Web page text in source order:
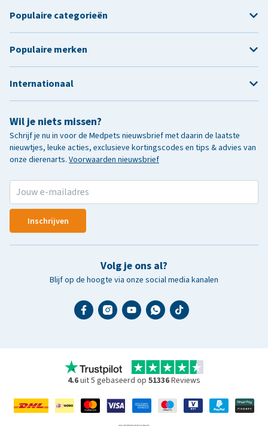
Wil je niets missen?
Schrijf je nu in voor de Medpets nieuwsbrief met daarin de laatste
nieuwtjes, leuke acties, exclusieve kortingscodes en tips & advies van
onze dierenarts. Voorwaarden nieuwsbrief
Inschrijven
Volg je ons al?
Blijf op de hoogte via onze social media kanalen
Populaire categorieën
Populaire merken
Internationaal
4.6uit 5 gebaseerd op 51336Reviews